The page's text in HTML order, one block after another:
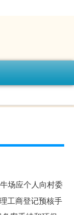
场应个人向村委
工商登记预核手